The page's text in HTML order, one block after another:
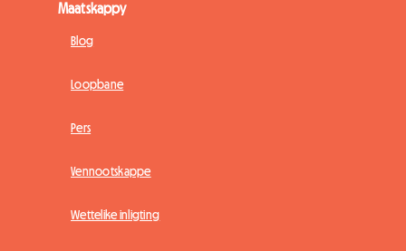
Maatskappy
Blog
Loopbane
Pers
Vennootskappe
Wettelike inligting